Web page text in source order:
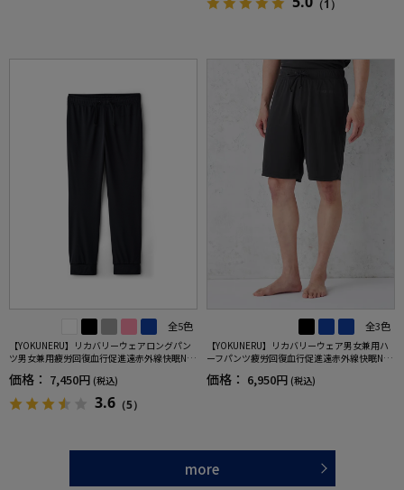
（1）
全5色
【YOKUNERU】リカバリーウェアロングパン
ツ男女兼用疲労回復血行促進遠赤外線快眠NA
NOMIX(R)【一般医療機器】SS～LLサイズ
価格： 7,450円 (税込)
3.6 （5）
全3色
【YOKUNERU】リカバリーウェア男女兼用ハ
ーフパンツ疲労回復血行促進遠赤外線快眠NA
NOMIX(R)【一般医療機器】SS～LLサイズ
価格： 6,950円 (税込)
more